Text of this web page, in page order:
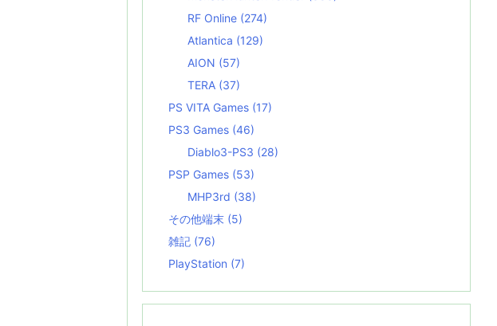
RF Online (274)
Atlantica (129)
AION (57)
TERA (37)
PS VITA Games (17)
PS3 Games (46)
Diablo3-PS3 (28)
PSP Games (53)
MHP3rd (38)
その他端末 (5)
雑記 (76)
PlayStation (7)